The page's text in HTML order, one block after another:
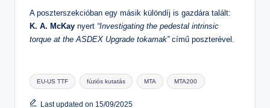
A poszterszekcióban egy másik különdíj is gazdára talált:
K. A. McKay nyert “Investigating the pedestal intrinsic
torque at the ASDEX Upgrade tokamak”című poszterével.
Tags:
EU-US TTF fúziós kutatás MTA MTA200
Last updated on 15/09/2025